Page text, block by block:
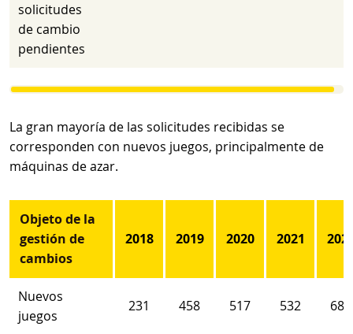
solicitudes
de cambio
pendientes
La gran mayoría de las solicitudes recibidas se
corresponden con nuevos juegos, principalmente de
máquinas de azar.
Objeto de la
gestión de
cambios
2018 2019 2020 2021
Nuevos
juegos
231 458 517 532 683